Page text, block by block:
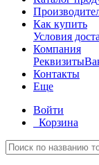
Как купить
Условия
Компания
Реквизиты
Контакты
Еще
Войти
Корзина